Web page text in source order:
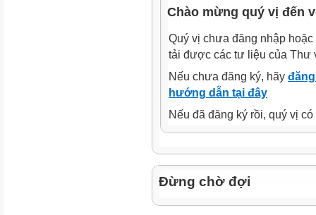
Chào mừng quý vị đến
Quý vị chưa đăng nhập
tải được các tư liệu của Thư
Nếu chưa đăng ký, hãy
hướng dẫn tại đây
Nếu đã đăng ký rồi, quý vị
Đừng chờ đợi